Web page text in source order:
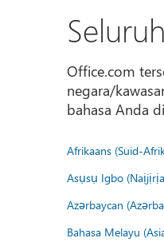
Office.com
negara/
bahasa Anda
Afrikaans (Suid-
Asụsụ Igbo
Azərbaycan
Bahasa Melayu